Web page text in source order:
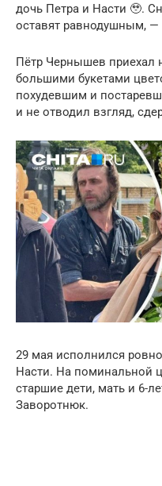
дочь Петра и Насти 🥹.
оставят равнодушным, —
Пётр Чернышев приехал
большими букетами
похудевшим и
и не отводил взгляд,
29 мая исполнился
Насти. На поминальной
старшие дети, мать и 6-
Заворотнюк.